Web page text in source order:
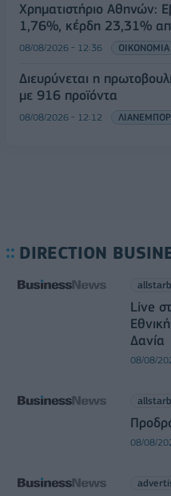
Χρηματιστήριο Αθηνών:
1,76%, κέρδη 23,31%
08/08/2026 - 12:36 ΟΙΚΟΝΟΜΙΑ
Διευρύνεται η
με 916 προϊόντα
08/08/2026 - 12:12
DIRECTION
Live
Δανία
08/08/
08/08/